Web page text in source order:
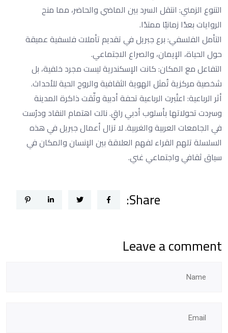
التنوع الزمني: انتقل السرد بين الماضي والحاضر، مما منح
الروايات بعدًا زمانيًا ممتدًا.
التأمل الفلسفي: برع جبريل في تقديم تأملات فلسفية عميقة
حول الحياة، الإيمان، والصراع الاجتماعي.
التفاعل مع المكان: كانت الإسكندرية ليست مجرد خلفية، بل
شخصية مركزية تُمثل الهوية الثقافية والروح الحية للأحداث.
أثر الرباعية: اعتُبرت الرباعية تحفة أدبية وثّقت ذاكرة المدينة
وسردت تحولاتها بأسلوب أدبي راقٍ. نالت اهتمام النقاد ودرُست
في الجامعات العربية والغربية. لا تزال أعمال جبريل في هذه
السلسلة تلهم القراء لفهم العلاقة بين الإنسان والمكان في
سياق ثقافي واجتماعي غني.
Share:
Leave a comment